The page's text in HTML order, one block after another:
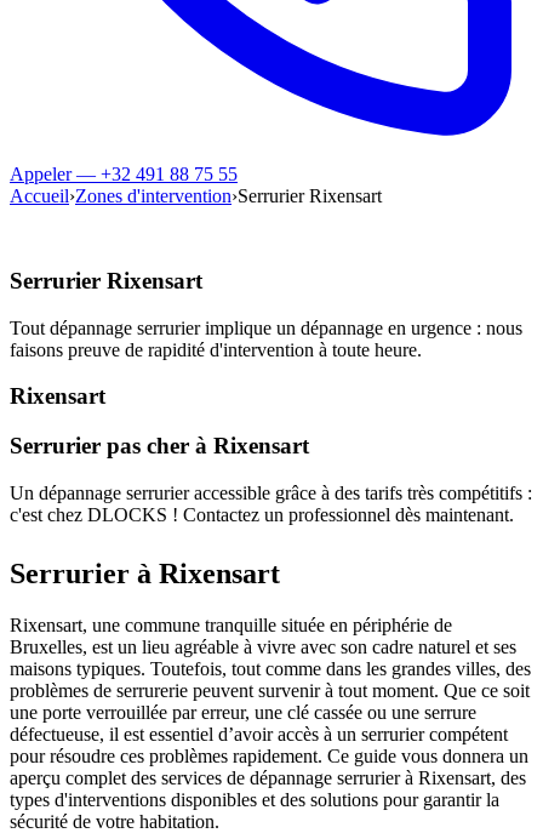
Appeler — +32 491 88 75 55
Accueil›Zones d'intervention›Serrurier Rixensart
Serrurier Rixensart
Tout dépannage serrurier implique un dépannage en urgence : nous
faisons preuve de rapidité d'intervention à toute heure.
Rixensart
Serrurier pas cher à Rixensart
Un dépannage serrurier accessible grâce à des tarifs très compétitifs :
c'est chez DLOCKS ! Contactez un professionnel dès maintenant.
Serrurier à Rixensart
Rixensart, une commune tranquille située en périphérie de
Bruxelles, est un lieu agréable à vivre avec son cadre naturel et ses
maisons typiques. Toutefois, tout comme dans les grandes villes, des
problèmes de serrurerie peuvent survenir à tout moment. Que ce soit
une porte verrouillée par erreur, une clé cassée ou une serrure
défectueuse, il est essentiel d’avoir accès à un serrurier compétent
pour résoudre ces problèmes rapidement. Ce guide vous donnera un
aperçu complet des services de dépannage serrurier à Rixensart, des
types d'interventions disponibles et des solutions pour garantir la
sécurité de votre habitation.